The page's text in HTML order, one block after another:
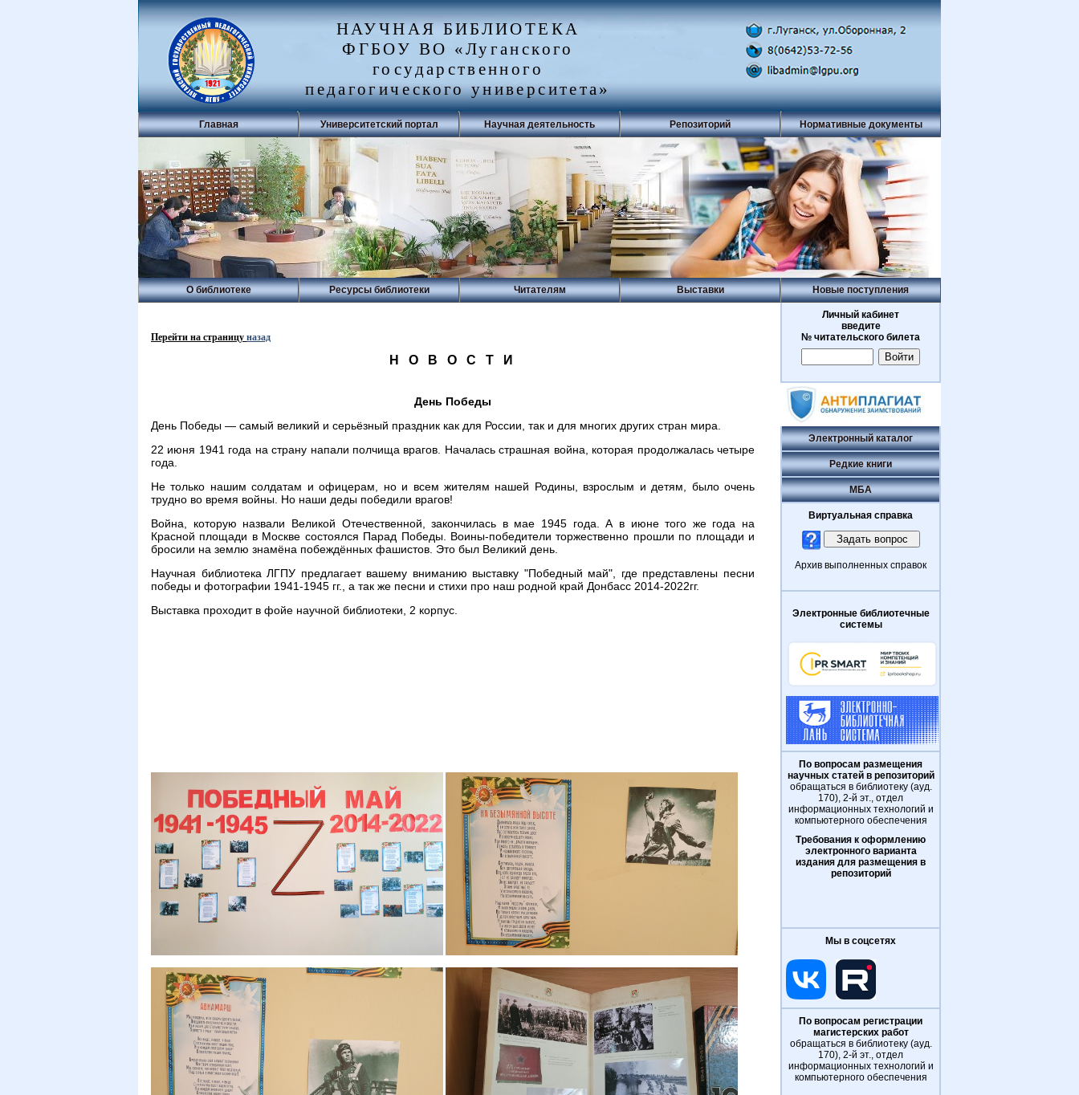
НАУЧНАЯ БИБЛИОТЕКА
ФГБОУ ВО «Луганского
государственного
педагогического университета»
Главная Университетский портал Научная деятельность Репозиторий Нормативные документы
О библиотеке Ресурсы библиотеки Читателям Выставки Новые поступления
Перейти на страницу назад
Н О В О С Т И
День Победы
День Победы — самый великий и серьёзный праздник как для России, так и для многих других стран мира.
22 июня 1941 года на страну напали полчища врагов. Началась страшная война, которая продолжалась четыре
года.
Не только нашим солдатам и офицерам, но и всем жителям нашей Родины, взрослым и детям, было очень
трудно во время войны. Но наши деды победили врагов!
Война, которую назвали Великой Отечественной, закончилась в мае 1945 года. А в июне того же года на
Красной площади в Москве состоялся Парад Победы. Воины-победители торжественно прошли по площади и
бросили на землю знамёна побеждённых фашистов. Это был Великий день.
Научная библиотека ЛГПУ предлагает вашему вниманию выставку "Победный май", где представлены песни
победы и фотографии 1941-1945 гг., а так же песни и стихи про наш родной край Донбасс 2014-2022гг.
Выставка проходит в фойе научной библиотеки, 2 корпус.
Личный кабинет
введите
№ читательского билета
Электронный каталог
Редкие книги
МБА
Виртуальная справка
Архив выполненных справок
Электронные библиотечные
системы
По вопросам размещения
научных статей в репозиторий
обращаться в библиотеку (ауд.
170), 2-й эт., отдел
информационных технологий и
компьютерного обеспечения
Требования к оформлению
электронного варианта
издания для размещения в
репозиторий
Мы в соцсетях
По вопросам регистрации
магистерских работ
обращаться в библиотеку (ауд.
170), 2-й эт., отдел
информационных технологий и
компьютерного обеспечения